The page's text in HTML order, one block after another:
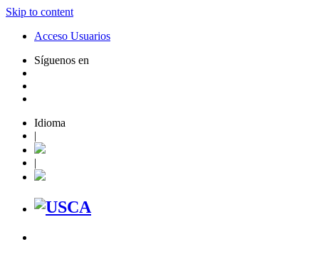
Skip to content
Acceso Usuarios
Síguenos en
Idioma
|
|